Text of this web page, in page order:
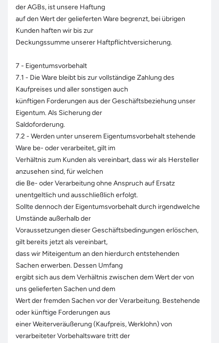
der AGBs, ist unsere Haftung
auf den Wert der gelieferten Ware begrenzt, bei übrigen
Kunden haften wir bis zur
Deckungssumme unserer Haftpflichtversicherung.
7 - Eigentumsvorbehalt
7.1 - Die Ware bleibt bis zur vollständige Zahlung des
Kaufpreises und aller sonstigen auch
künftigen Forderungen aus der Geschäftsbeziehung unser
Eigentum. Als Sicherung der
Saldoforderung.
7.2 - Werden unter unserem Eigentumsvorbehalt stehende
Ware be- oder verarbeitet, gilt im
Verhältnis zum Kunden als vereinbart, dass wir als Hersteller
anzusehen sind, für welchen
die Be- oder Verarbeitung ohne Anspruch auf Ersatz
unentgeltlich und ausschließlich erfolgt.
Sollte dennoch der Eigentumsvorbehalt durch irgendwelche
Umstände außerhalb der
Voraussetzungen dieser Geschäftsbedingungen erlöschen,
gilt bereits jetzt als vereinbart,
dass wir Miteigentum an den hierdurch entstehenden
Sachen erwerben. Dessen Umfang
ergibt sich aus dem Verhältnis zwischen dem Wert der von
uns gelieferten Sachen und dem
Wert der fremden Sachen vor der Verarbeitung. Bestehende
oder künftige Forderungen aus
einer Weiterveräußerung (Kaufpreis, Werklohn) von
verarbeiteter Vorbehaltsware tritt der